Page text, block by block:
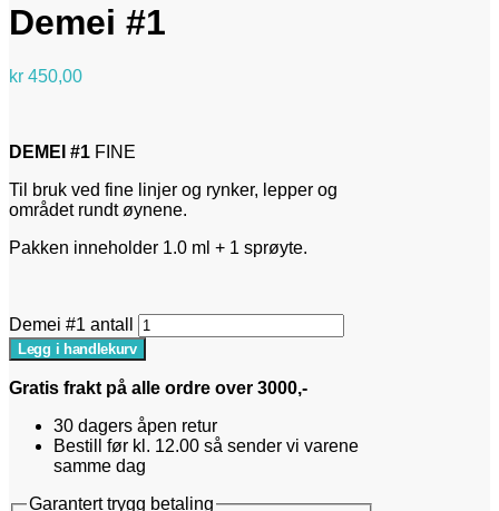
Demei #1
kr 450,00
DEMEI #1 FINE
Til bruk ved fine linjer og rynker, lepper og
området rundt øynene.
Pakken inneholder 1.0 ml + 1 sprøyte.
Demei #1 antall
Legg i handlekurv
Gratis frakt på alle ordre over 3000,-
30 dagers åpen retur
Bestill før kl. 12.00 så sender vi varene
samme dag
Garantert trygg betaling